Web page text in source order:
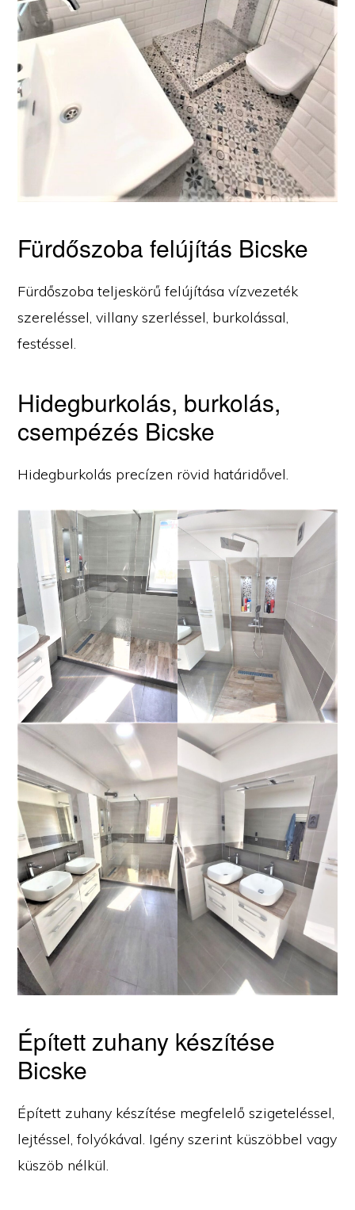
Fürdőszoba felújítás Bicske
Fürdőszoba teljeskörű felújítása vízvezeték
szereléssel, villany szerléssel, burkolással,
festéssel.
Hidegburkolás, burkolás,
csempézés Bicske
Hidegburkolás precízen rövid határidővel.
Épített zuhany készítése
Bicske
Épített zuhany készítése megfelelő szigeteléssel,
lejtéssel, folyókával. Igény szerint küszöbbel vagy
küszöb nélkül.